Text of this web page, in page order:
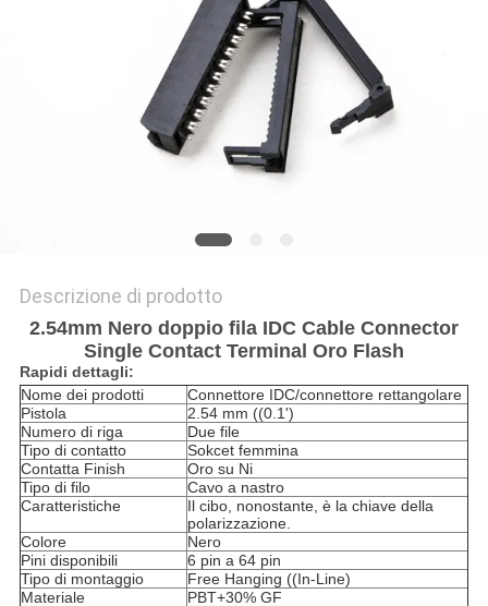
Descrizione di prodotto
2.54mm Nero doppio fila IDC Cable Connector
Single Contact Terminal Oro Flash
Rapidi dettagli:
Nome dei prodotti
Connettore IDC/connettore rettangolare
Pistola
2.54 mm ((0.1')
Numero di riga
Due file
Tipo di contatto
Sokcet femmina
Contatta Finish
Oro su Ni
Tipo di filo
Cavo a nastro
Caratteristiche
Il cibo, nonostante, è la chiave della
polarizzazione.
Colore
Nero
Pini disponibili
6 pin a 64 pin
Tipo di montaggio
Free Hanging ((In-Line)
Materiale
PBT+30% GF